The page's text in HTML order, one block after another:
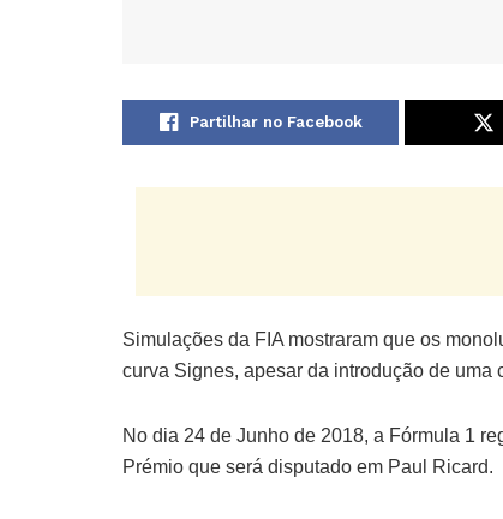
Partilhar no Facebook
Simulações da FIA mostraram que os
curva Signes, apesar da introdução de uma
No dia 24 de Junho de 2018, a Fórmula 1
Prémio que será disputado em Paul Ricard.